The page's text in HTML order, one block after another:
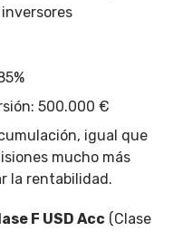
500.000 €
igual que
mucho más
la rentabilidad.
F USD Acc (Clase